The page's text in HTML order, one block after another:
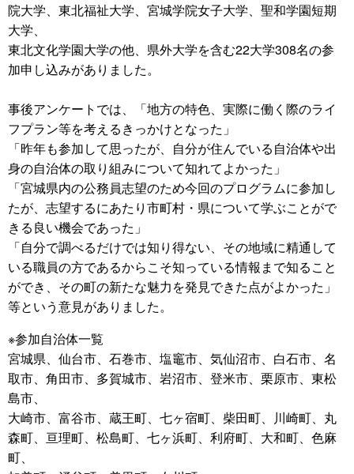
院大学、東北福祉大学、宮城学院女子大学、聖和学園短期
大学、
東北文化学園大学の他、県外大学を含む22大学308名の参
加申し込みがありました。
事後アンケートでは、「地方の特色、実際に働く際のライ
フプラン等を考えるきっかけとなった」
「昨年も参加して思ったが、自分が住んでいる自治体や出
身の自治体の取り組みについて知れてよかった」
「宮城県内の公務員志望のため今回のプログラムに参加し
たが、志望するにあたり市町村・県について学ぶことがで
きる良い機会であった」
「自分で調べるだけでは知り得ない、その地域に精通して
いる職員の方であるからこそ知っている情報まで知ること
ができ、その町の新たな魅力を発見できた点がよかった」
等という意見がありました。
※参加自治体一覧
宮城県、仙台市、石巻市、塩竈市、気仙沼市、白石市、名
取市、角田市、多賀城市、岩沼市、登米市、栗原市、東松
島市、
大崎市、富谷市、蔵王町、七ヶ宿町、柴田町、川崎町、丸
森町、亘理町、松島町、七ヶ浜町、利府町、大和町、色麻
町、